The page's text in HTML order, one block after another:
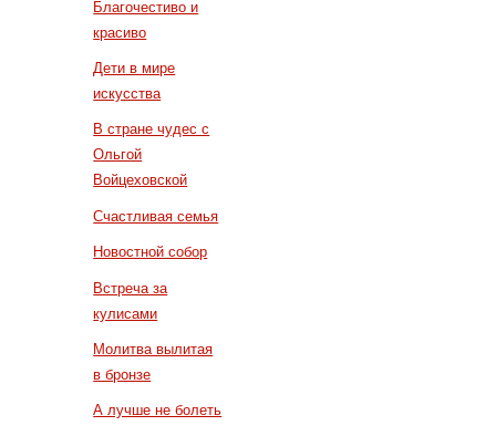
Благочестиво и
красиво
Дети в мире
искусства
В стране чудес с
Ольгой
Войцеховской
Счастливая семья
Новостной собор
Встреча за
кулисами
Молитва вылитая
в бронзе
А лучше не болеть